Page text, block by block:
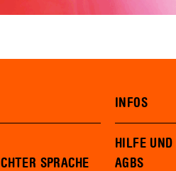
SPRACHE
INFOS
HILFE UND
AGBS